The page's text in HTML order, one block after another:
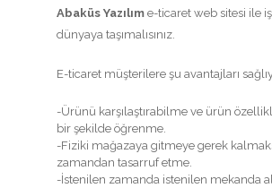
Abaküs Yazılım e-ticaret web sitesi ile
dünyaya taşımalısınız.
E-ticaret müşterilere şu avantajları
-Ürünü karşılaştırabilme ve ürün
bir şekilde öğrenme.
-Fiziki mağazaya gitmeye gerek
zamandan tasarruf etme.
-İstenilen zamanda istenilen mekanda